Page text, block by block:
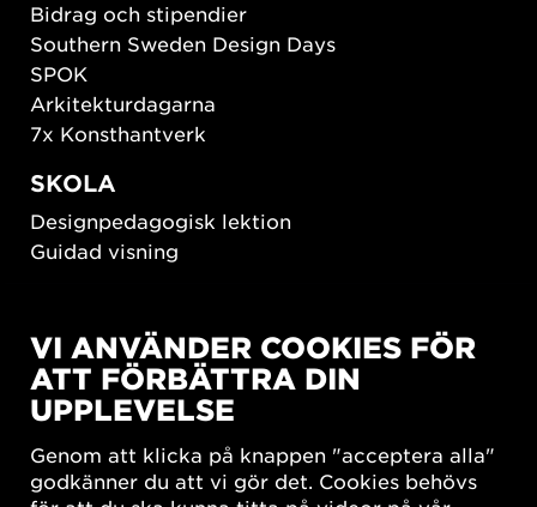
Bidrag och stipendier
Southern Sweden Design Days
SPOK
Arkitekturdagarna
7x Konsthantverk
SKOLA
Designpedagogisk lektion
Guidad visning
New European Bauhaus
SUSTAINORDIC
Share Future Living
What Matter_s
VI ANVÄNDER COOKIES FÖR
ATT FÖRBÄTTRA DIN
UPPLEVELSE
Genom att klicka på knappen "acceptera alla"
godkänner du att vi gör det. Cookies behövs